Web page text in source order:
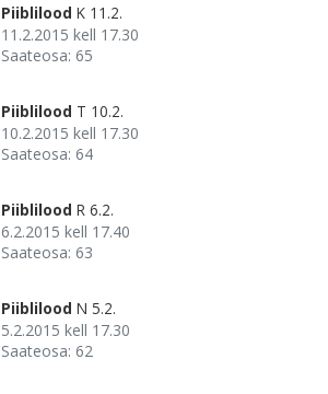
Piiblilood K 11.2.
11.2.2015 kell 17.30
Saateosa: 65
Piiblilood T 10.2.
10.2.2015 kell 17.30
Saateosa: 64
Piiblilood R 6.2.
6.2.2015 kell 17.40
Saateosa: 63
Piiblilood N 5.2.
5.2.2015 kell 17.30
Saateosa: 62